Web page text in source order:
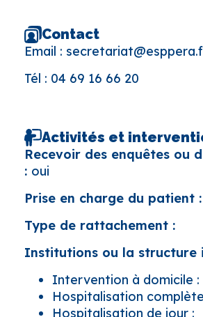
Contact
Email :
Tél : 04 69 16 66 20
Activités et
Recevoir des enquêtes ou
: oui
Prise en charge du patient :
Type de rattachement :
Institutions ou la structure
Intervention à domicile :
Hospitalisation
Hospitalisation de jour :